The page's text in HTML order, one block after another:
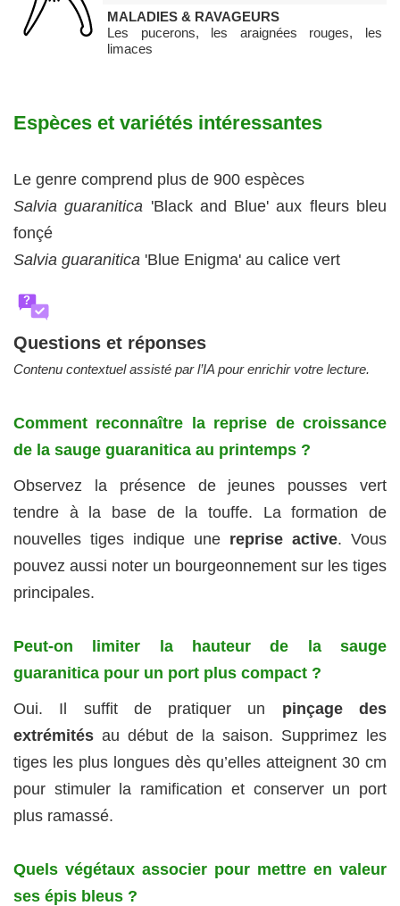
MALADIES & RAVAGEURS
Les pucerons, les araignées rouges, les
limaces
Espèces et variétés intéressantes
Le genre comprend plus de 900 espèces
Salvia guaranitica 'Black and Blue' aux fleurs bleu
fonçé
Salvia guaranitica 'Blue Enigma' au calice vert
?
Questions et réponses
Contenu contextuel assisté par l’IA pour enrichir votre lecture.
Comment reconnaître la reprise de croissance
de la sauge guaranitica au printemps ?
Observez la présence de jeunes pousses vert
tendre à la base de la touffe. La formation de
nouvelles tiges indique une reprise active. Vous
pouvez aussi noter un bourgeonnement sur les tiges
principales.
Peut-on limiter la hauteur de la sauge
guaranitica pour un port plus compact ?
Oui. Il suffit de pratiquer un pinçage des
extrémités au début de la saison. Supprimez les
tiges les plus longues dès qu’elles atteignent 30 cm
pour stimuler la ramification et conserver un port
plus ramassé.
Quels végétaux associer pour mettre en valeur
ses épis bleus ?